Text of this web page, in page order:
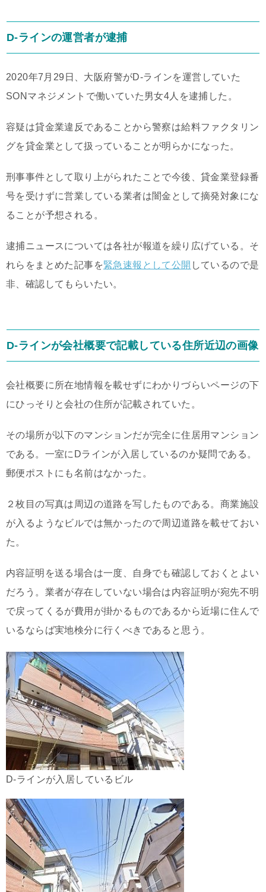
D-ラインの運営者が逮捕
2020年7月29日、大阪府警がD-ラインを運営していた
SONマネジメントで働いていた男女4人を逮捕した。
容疑は貸金業違反であることから警察は給料ファクタリン
グを貸金業として扱っていることが明らかになった。
刑事事件として取り上がられたことで今後、貸金業登録番
号を受けずに営業している業者は闇金として摘発対象にな
ることが予想される。
逮捕ニュースについては各社が報道を繰り広げている。そ
れらをまとめた記事を緊急速報として公開 しているので是
非、確認してもらいたい。
D-ラインが会社概要で記載している住所近辺の画像
会社概要に所在地情報を載せずにわかりづらいページの下
にひっそりと会社の住所が記載されていた。
その場所が以下のマンションだが完全に住居用マンション
である。一室に Dラインが入居しているのか疑問である。
郵便ポストにも名前はなかった。
２枚目の写真は周辺の道路を写したものである。商業施設
が入るようなビルでは無かったので周辺道路を載せておい
た。
内容証明を送る場合は一度、自身でも確認しておくとよい
だろう。業者が存在していない場合は内容証明が宛先不明
で戻ってくるが費用が掛かるものであるから近場に住んで
いるならば実地検分に行くべきであると思う。
D-ラインが入居しているビル